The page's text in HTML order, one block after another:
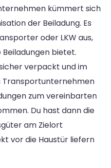
kümmert sich
der Beiladung. Es
oder LKW aus,
bietet.
verpackt und im
Transportunternehmen
zum vereinbarten
Du hast dann die
am Zielort
vor die Haustür liefern